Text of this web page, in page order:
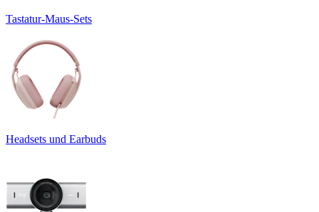
Tastatur-Maus-Sets
Headsets und Earbuds